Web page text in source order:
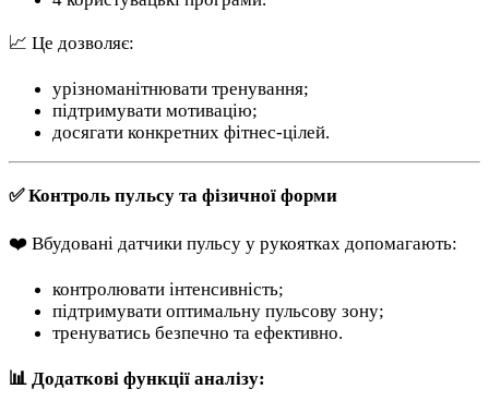
📈 Це дозволяє:
урізноманітнювати тренування;
підтримувати мотивацію;
досягати конкретних фітнес-цілей.
✅ Контроль пульсу та фізичної форми
❤️ Вбудовані датчики пульсу у рукоятках допомагають:
контролювати інтенсивність;
підтримувати оптимальну пульсову зону;
тренуватись безпечно та ефективно.
📊 Додаткові функції аналізу: